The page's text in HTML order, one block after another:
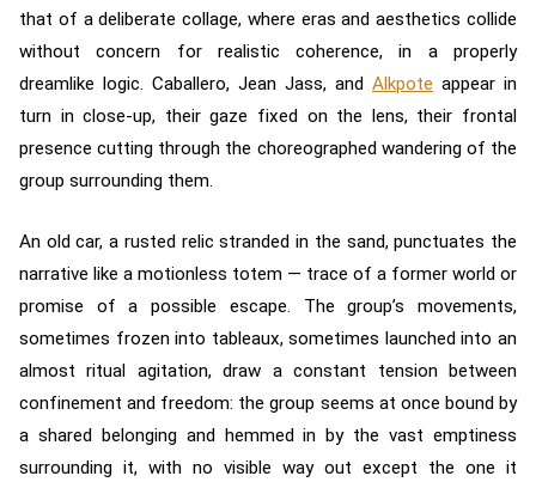
that of a deliberate collage, where eras and aesthetics collide
without concern for realistic coherence, in a properly
dreamlike logic. Caballero, Jean Jass, and Alkpote appear in
turn in close-up, their gaze fixed on the lens, their frontal
presence cutting through the choreographed wandering of the
group surrounding them.
An old car, a rusted relic stranded in the sand, punctuates the
narrative like a motionless totem — trace of a former world or
promise of a possible escape. The group’s movements,
sometimes frozen into tableaux, sometimes launched into an
almost ritual agitation, draw a constant tension between
confinement and freedom: the group seems at once bound by
a shared belonging and hemmed in by the vast emptiness
surrounding it, with no visible way out except the one it